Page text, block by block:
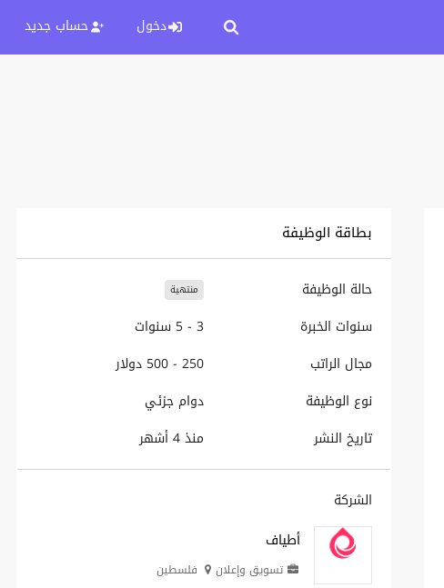
دخول حساب جديد
بطاقة الوظيفة
حالة الوظيفة منتهية
سنوات الخبرة
3 - 5 سنوات
مجال الراتب
250 - 500 دولار
نوع الوظيفة
دوام جزئي
تاريخ النشر
منذ 4 أشهر
الشركة
أطياف
تسويق وإعلان فلسطين